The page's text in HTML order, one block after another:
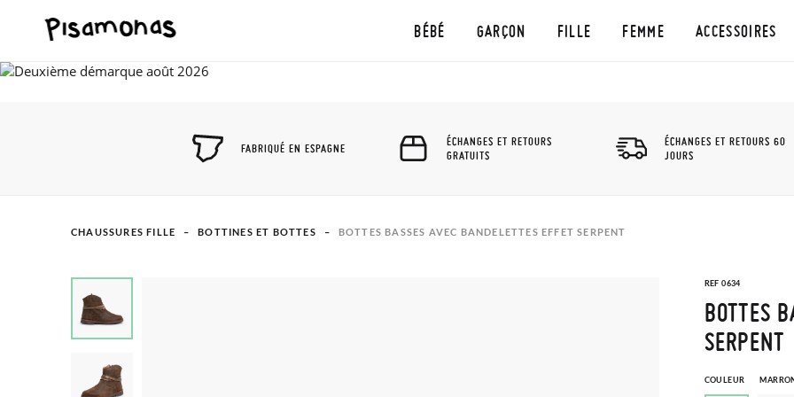
BÉBÉ GARÇON FILLE FEMME ACCESSOIRES
FABRIQUÉ EN ESPAGNE
ÉCHANGES ET RETOURS
GRATUITS
ÉCHANGES ET RETOURS 60
JOURS
CHAUSSURES FILLE BOTTINES ET BOTTES BOTTES BASSES AVEC BANDELETTES EFFET SERPENT
REF 0634
BOTTES
SERPENT
COULEUR